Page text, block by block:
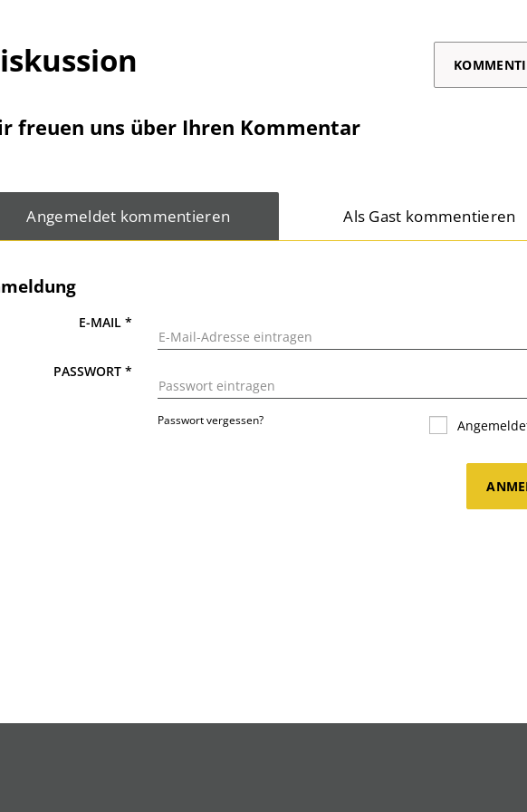
freuen uns über Ihren Kommentar
Angemeldet kommentieren Als Gast kommentieren
E-MAIL*
PASSWORT*
Passwort vergessen?